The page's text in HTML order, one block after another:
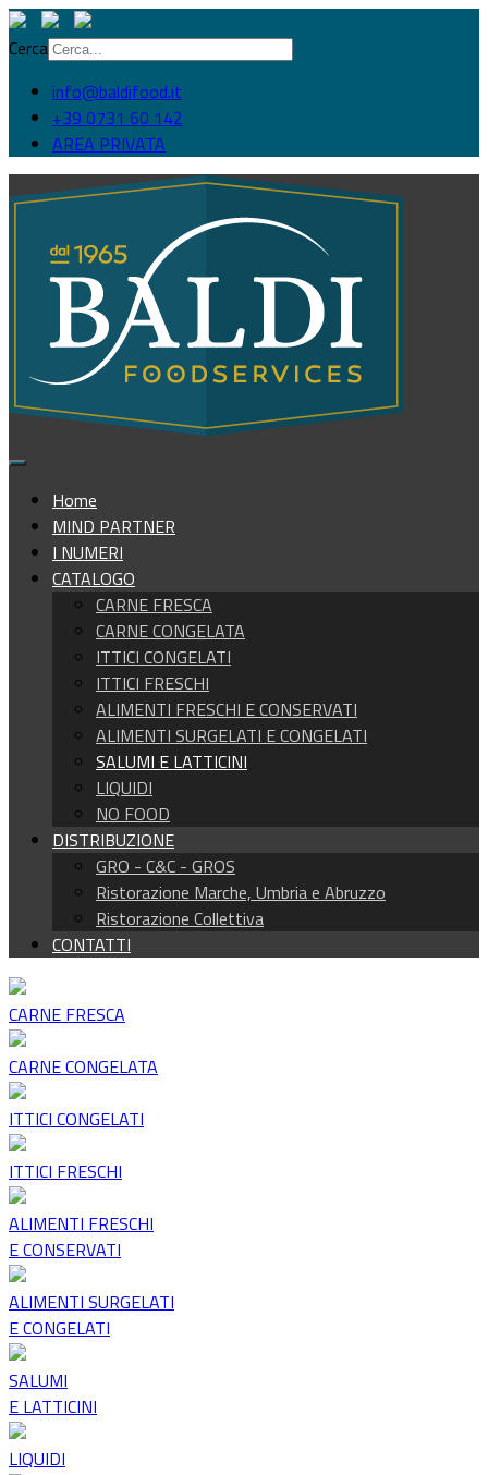
Cerca
info@baldifood.it
+39 0731 60 142
AREA PRIVATA
Home
MIND PARTNER
I NUMERI
CATALOGO
CARNE FRESCA
CARNE CONGELATA
ITTICI CONGELATI
ITTICI FRESCHI
ALIMENTI FRESCHI E CONSERVATI
ALIMENTI SURGELATI E CONGELATI
SALUMI E LATTICINI
LIQUIDI
NO FOOD
DISTRIBUZIONE
GRO - C&C - GROS
Ristorazione Marche, Umbria e Abruzzo
Ristorazione Collettiva
CONTATTI
CARNE FRESCA
CARNE CONGELATA
ITTICI CONGELATI
ITTICI FRESCHI
ALIMENTI FRESCHI
E CONSERVATI
ALIMENTI SURGELATI
E CONGELATI
SALUMI
E LATTICINI
LIQUIDI